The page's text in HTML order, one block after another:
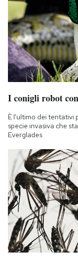
CALENDARIO
AREA
Area
Newsletter
Notifiche
Regala il Post
Esci
I conigli robot
È l'ultimo dei tentativi
specie invasiva che
Everglades